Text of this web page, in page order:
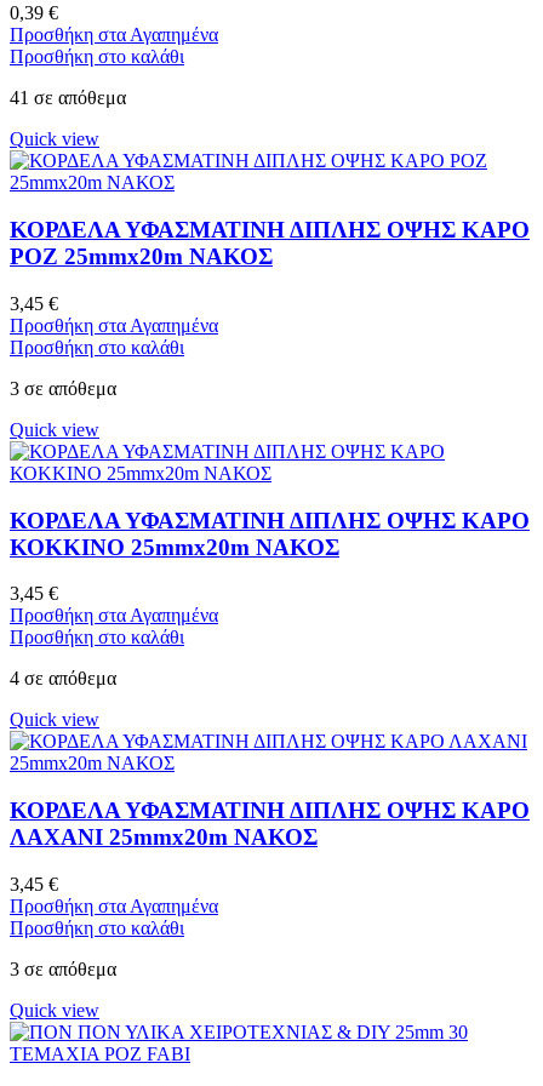
0,39 €
Προσθήκη στα Αγαπημένα
Προσθήκη στο καλάθι
41 σε απόθεμα
Quick view
ΚΟΡΔΕΛΑ ΥΦΑΣΜΑΤΙΝΗ ΔΙΠΛΗΣ ΟΨΗΣ ΚΑΡΟ
ΡΟΖ 25mmx20m ΝΑΚΟΣ
3,45 €
Προσθήκη στα Αγαπημένα
Προσθήκη στο καλάθι
3 σε απόθεμα
Quick view
ΚΟΡΔΕΛΑ ΥΦΑΣΜΑΤΙΝΗ ΔΙΠΛΗΣ ΟΨΗΣ ΚΑΡΟ
ΚΟΚΚΙΝΟ 25mmx20m ΝΑΚΟΣ
3,45 €
Προσθήκη στα Αγαπημένα
Προσθήκη στο καλάθι
4 σε απόθεμα
Quick view
ΚΟΡΔΕΛΑ ΥΦΑΣΜΑΤΙΝΗ ΔΙΠΛΗΣ ΟΨΗΣ ΚΑΡΟ
ΛΑΧΑΝΙ 25mmx20m ΝΑΚΟΣ
3,45 €
Προσθήκη στα Αγαπημένα
Προσθήκη στο καλάθι
3 σε απόθεμα
Quick view